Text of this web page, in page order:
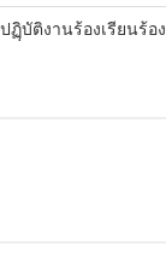
ฏฺิบัติงานร้องเรียนร้อง